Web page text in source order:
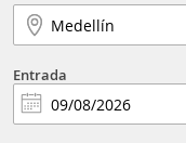
Entrada